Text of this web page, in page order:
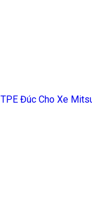
Đúc Cho Xe